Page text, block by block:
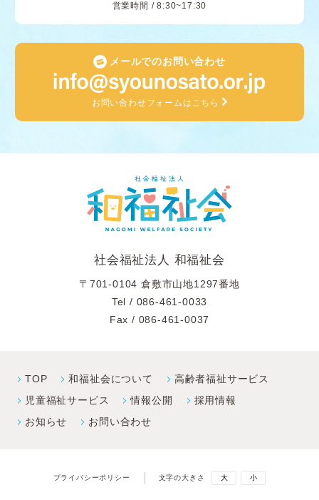
営業時間 / 8:30~17:30
メールでのお問い合わせ
お問い合わせフォームはこちら
社会福祉法人 和福祉会
〒701-0104 倉敷市山地1297番地
Tel / 086-461-0033
Fax / 086-461-0037
TOP 和福祉会について
高齢者福祉サービス
児童福祉サービス
情報公開
採⽤情報
お知らせ
お問い合わせ
プライバシーポリシー 文字の大きさ 大 小